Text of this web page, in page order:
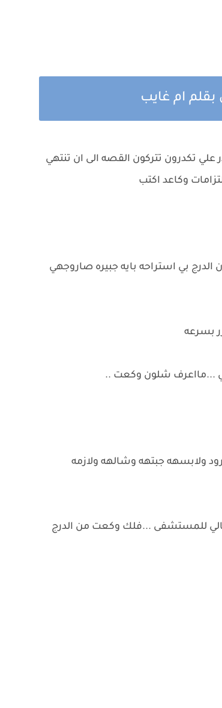
بقلم ام غايب
علي تكدرون تتركون القصه الى ان تنتهي
وكاعد اكتب
بي استراحه بايه جبيره صاروجهي
بسرعه
...مااعرف شلون وكعت ..
ولابسهه جبتهه وشالهه ولازمه
للمستشفى ...فلك وكعت من الدرج